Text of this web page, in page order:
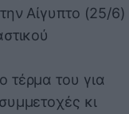
Αίγυπτο (25/6)
τέρμα του για
κι